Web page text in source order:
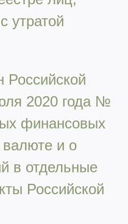
утратой
Российской
2020 года №
финансовых
и о
в отдельные
Российской